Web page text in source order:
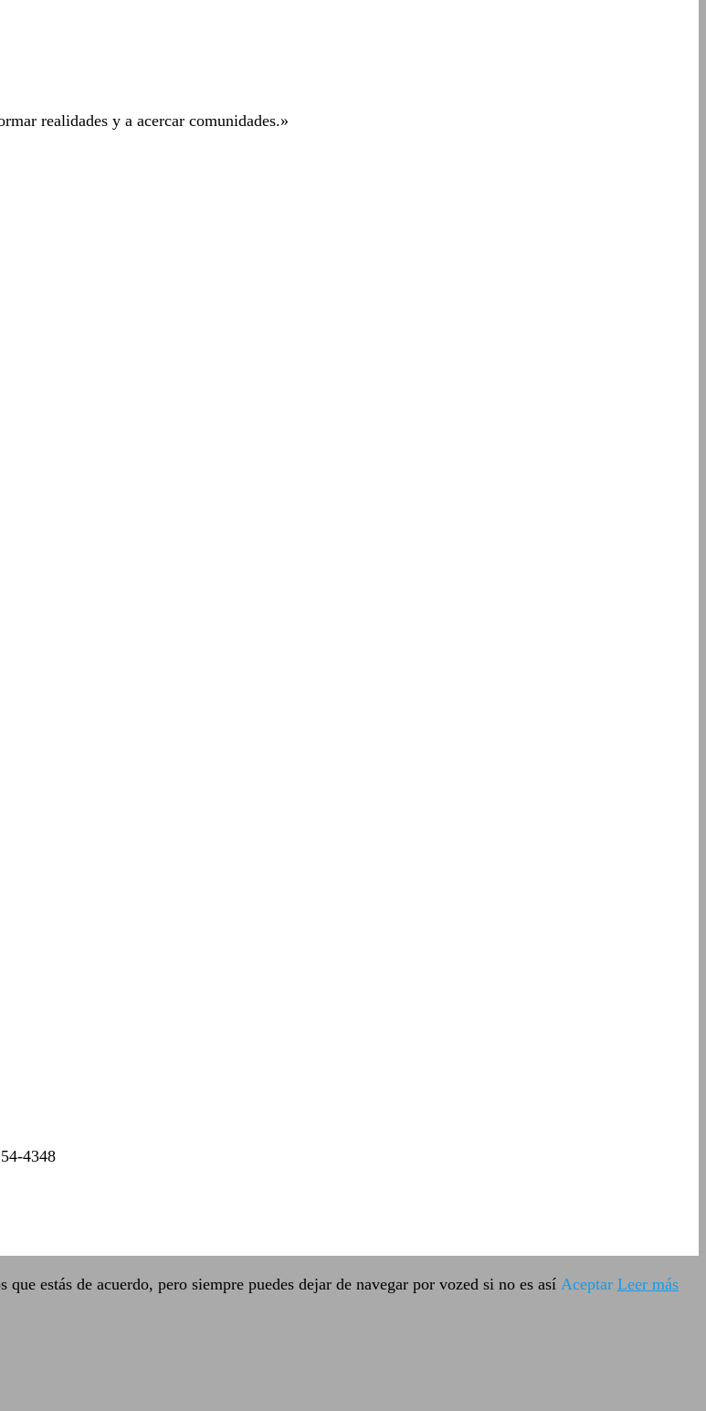
realidades y a acercar comunidades.»
4348
estás de acuerdo, pero siempre puedes dejar de navegar por vozed si no es así Aceptar Leer más